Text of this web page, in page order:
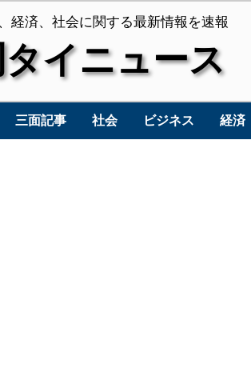
経済、社会に関する最新情報を速報
タイニュース
三面記事 社会 ビジネス 経済